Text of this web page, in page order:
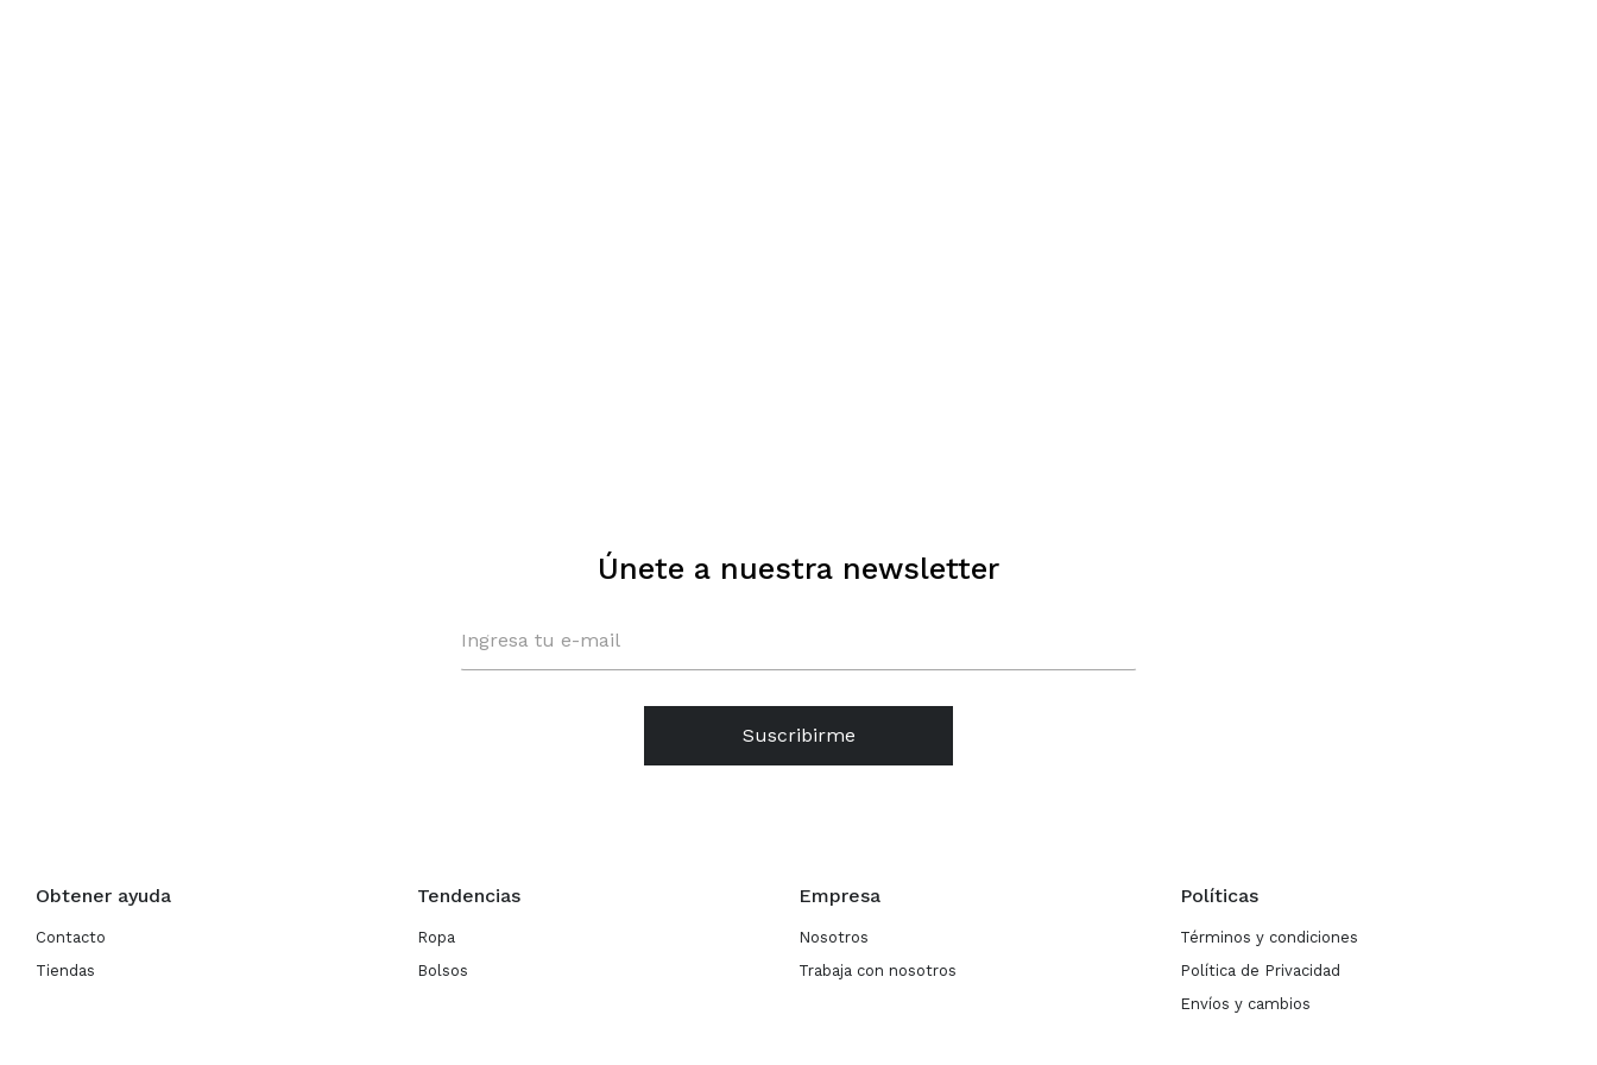
Obtener ayuda
Contacto
Tiendas
Tendencias
Ropa
Bolsos
Empresa
Nosotros
Trabaja con nosotros
Políticas
Términos y condiciones
Política de Privacidad
Envíos y cambios
Únete a nuestra newsletter
Suscribirme